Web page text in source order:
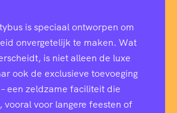
is speciaal ontworpen om
onvergetelijk te maken. Wat
is niet alleen de luxe
ook de exclusieve toevoeging
– een zeldzame faciliteit die
voor langere feesten of